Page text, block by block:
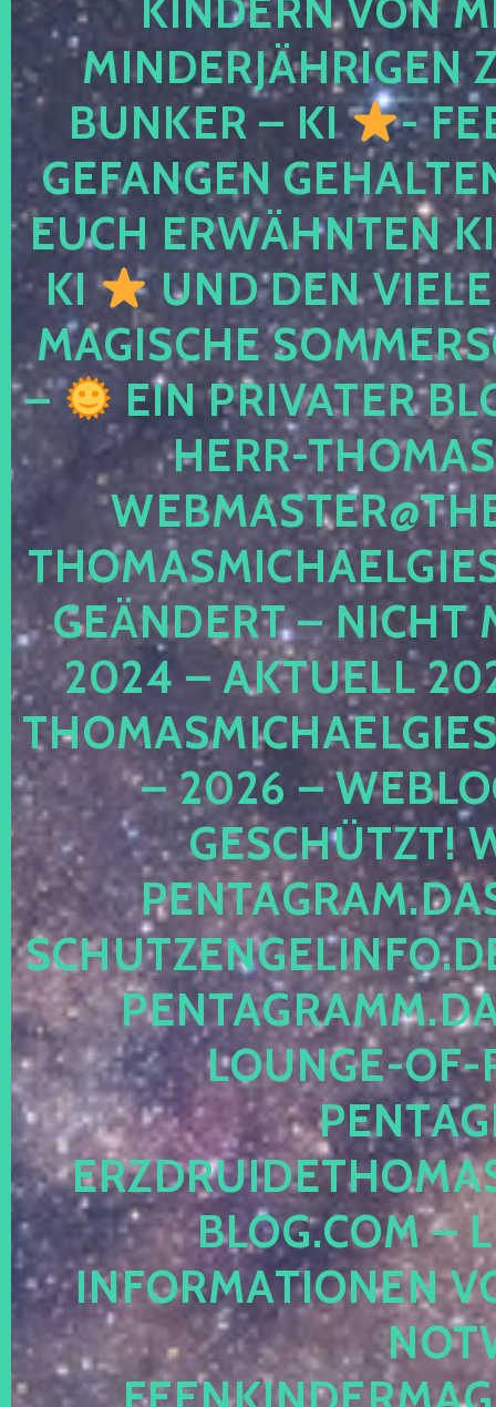
KINDERN VON
MINDERJÄHRIGEN
BUNKER – KI
-
GEFANGEN
EUCH ERWÄHNTEN
KI
UND DEN
MAGISCHE
–
EIN PRIVATER
HERR-
GEÄNDERT – NICHT
2024 – AKTUELL
– 2026 –
ESCHÜTZT!
OUNGE-OF-
LOG.COM –
NFORMATIONEN